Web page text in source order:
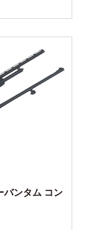
ンタム コン